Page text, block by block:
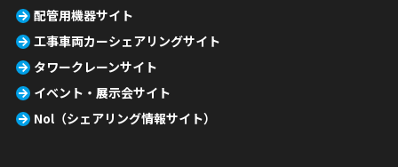
配管用機器サイト
工事車両カーシェアリングサイト
タワークレーンサイト
イベント・展示会サイト
Nol（シェアリング情報サイト）